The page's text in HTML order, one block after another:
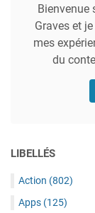
Bienvenue
Graves et
mes
du
LIBELLÉS
Action (802)
Apps (125)